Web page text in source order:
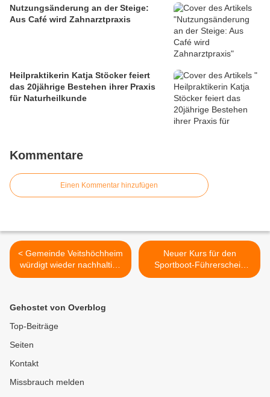
Nutzungsänderung an der Steige:
Aus Café wird Zahnarztpraxis
Heilpraktikerin Katja Stöcker feiert
das 20jährige Bestehen ihrer Praxis
für Naturheilkunde
Kommentare
Einen Kommentar hinzufügen
< Gemeinde Veitshöchheim
würdigt wieder nachhaltige
Klima- und
Neuer Kurs für den
Sportboot-Führerschein
startet im März - Infoabend
Gehostet von Overblog
Top-Beiträge
Seiten
Kontakt
Missbrauch melden